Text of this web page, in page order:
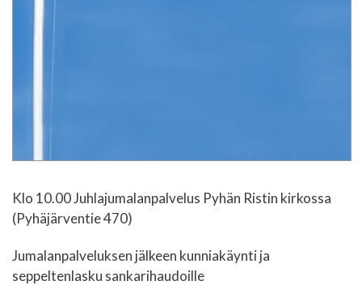
Klo 10.00 Juhlajumalanpalvelus Pyhän Ristin kirkossa
(Pyhäjärventie 470)
Jumalanpalveluksen jälkeen kunniakäynti ja
seppeltenlasku sankarihaudoille